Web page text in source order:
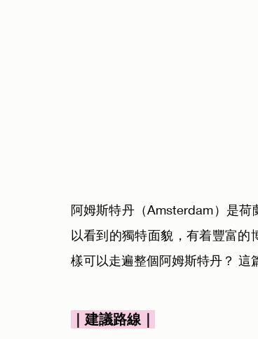
阿姆斯特丹（Amsterdam）是
以看到的獨特面貌，有着豐富
樣可以走遍整個阿姆斯特丹？ 這
｜建議路線｜